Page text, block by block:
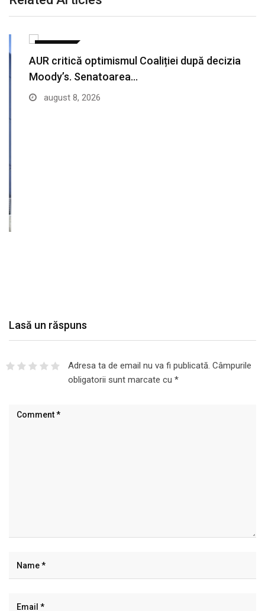
AUR critică optimismul Coaliției după decizia
Moody’s. Senatoarea…
august 8, 2026
Lasă un răspuns
Adresa ta de email nu va fi publicată. Câmpurile
obligatorii sunt marcate cu *